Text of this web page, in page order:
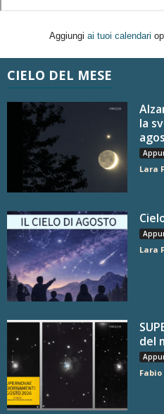
Aggiungi ai tuoi calendari
CIELO DEL MESE
la
Lara
Lara
del